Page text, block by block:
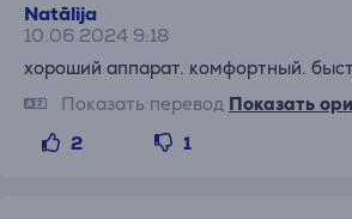
Natālija
10.06.2024 9:18
хороший аппарат. комфортный.
Показать перевод Показать
2
1